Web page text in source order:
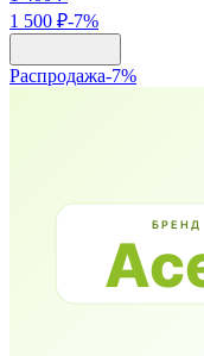
1 500 ₽-7%
Распродажа-7%